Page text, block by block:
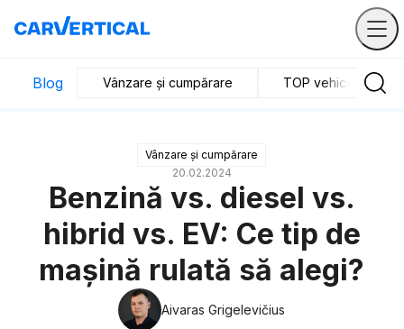
Blog Vânzare și cumpărare TOP vehicule
Vânzare și cumpărare
20.02.2024
Benzină vs. diesel vs.
hibrid vs. EV: Ce tip de
mașină rulată să alegi?
Aivaras Grigelevičius